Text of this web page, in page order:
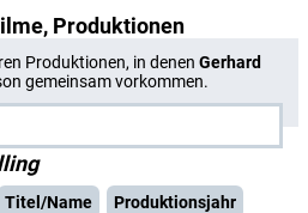
Produktionen
Produktionen, in denen Gerhard
gemeinsam vorkommen.
Titel/Name
Produktionsjahr